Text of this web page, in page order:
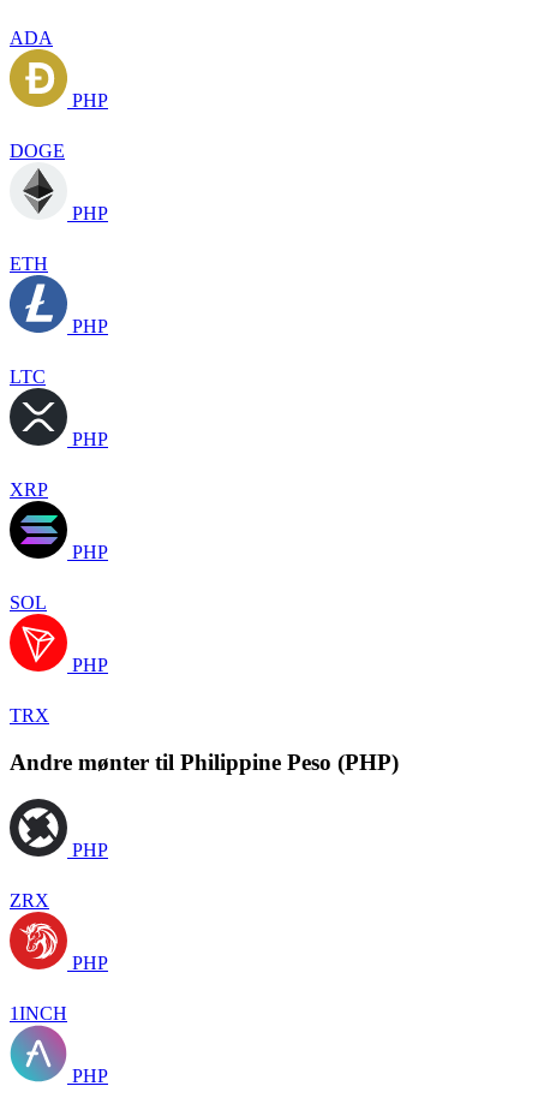
ADA
PHP
DOGE
PHP
ETH
PHP
LTC
PHP
XRP
PHP
SOL
PHP
TRX
Andre mønter til Philippine Peso (PHP)
PHP
ZRX
PHP
1INCH
PHP